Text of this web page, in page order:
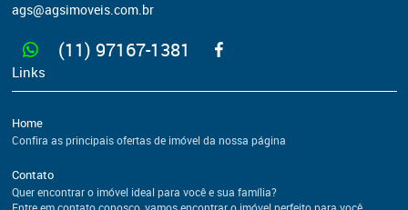
ags@agsimoveis.com.br
(11) 97167-1381
Links
Home
Confira as principais ofertas de imóvel da nossa página
Contato
Quer encontrar o imóvel ideal para você e sua família?